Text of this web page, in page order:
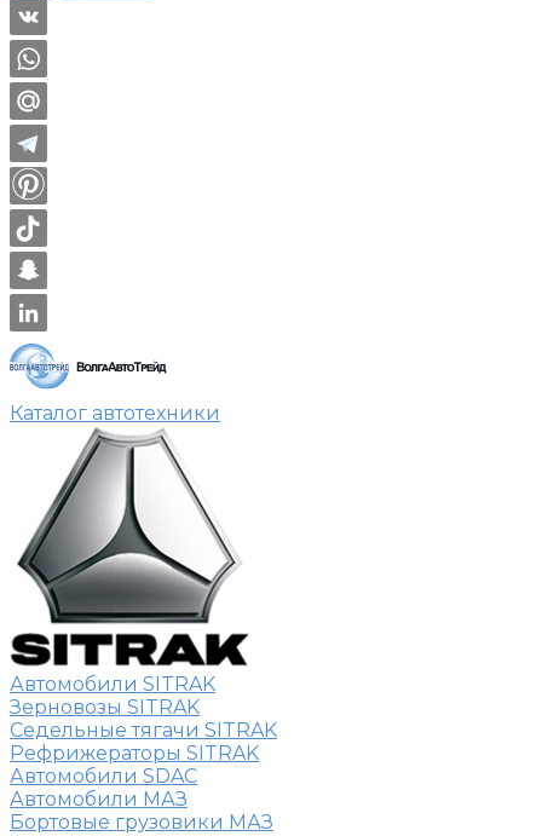
Каталог автотехники
Автомобили SITRAK
Зерновозы SITRAK
Седельные тягачи SITRAK
Рефрижераторы SITRAK
Автомобили SDAC
Автомобили МАЗ
Бортовые грузовики МАЗ